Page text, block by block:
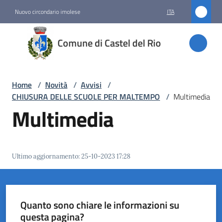
Nuovo circondario imolese ITA
Comune di Castel del Rio
Comune
di
Castel
Amministrazione
Menu selezionato
Servizi
Vivere
Home / Novità / Avvisi /
CHIUSURA DELLE SCUOLE PER MALTEMPO / Multimedia
Multimedia
Ultimo aggiornamento:25-10-2023 17:28
Quanto sono chiare le informazioni su
questa pagina?